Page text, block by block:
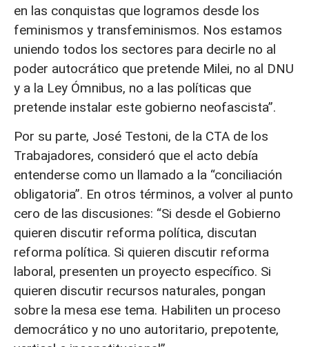
en las conquistas que logramos desde los
feminismos y transfeminismos. Nos estamos
uniendo todos los sectores para decirle no al
poder autocrático que pretende Milei, no al DNU
y a la Ley Ómnibus, no a las políticas que
pretende instalar este gobierno neofascista”.
Por su parte, José Testoni, de la CTA de los
Trabajadores, consideró que el acto debía
entenderse como un llamado a la “conciliación
obligatoria”. En otros términos, a volver al punto
cero de las discusiones: “Si desde el Gobierno
quieren discutir reforma política, discutan
reforma política. Si quieren discutir reforma
laboral, presenten un proyecto específico. Si
quieren discutir recursos naturales, pongan
sobre la mesa ese tema. Habiliten un proceso
democrático y no uno autoritario, prepotente,